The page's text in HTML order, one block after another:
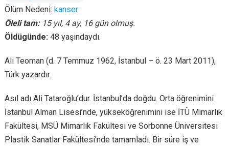
Ölüm Nedeni: kanser
Öleli tam: 15 yıl, 4 ay, 16 gün olmuş.
Öldügünde: 48 yaşındaydı.
Ali Teoman (d. 7 Temmuz 1962, İstanbul – ö. 23 Mart 2011),
Türk yazardır.
Asıl adı Ali Tataroğlu’dur. İstanbul’da doğdu. Orta öğrenimini
İstanbul Alman Lisesi’nde, yükseköğrenimini ise İTÜ Mimarlık
Fakültesi, MSÜ Mimarlık Fakültesi ve Sorbonne Üniversitesi
Plastik Sanatlar Fakültesi’nde tamamladı. Bir süre iş ve